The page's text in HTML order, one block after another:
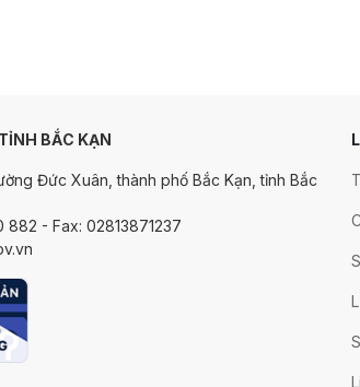
BẮC KẠN
Đức Xuân, thành phố Bắc Kạn, tỉnh Bắc
- Fax: 02813871237